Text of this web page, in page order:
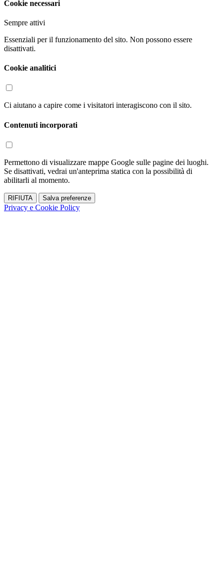
Cookie necessari
Sempre attivi
Essenziali per il funzionamento del sito. Non possono essere
disattivati.
Cookie analitici
Ci aiutano a capire come i visitatori interagiscono con il sito.
Contenuti incorporati
Permettono di visualizzare mappe Google sulle pagine dei luoghi.
Se disattivati, vedrai un'anteprima statica con la possibilità di
abilitarli al momento.
RIFIUTA Salva preferenze
Privacy e Cookie Policy